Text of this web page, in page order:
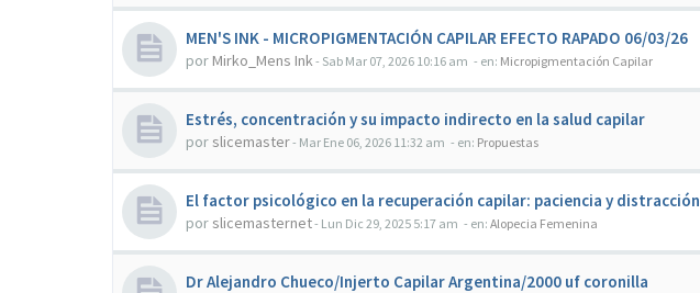
MEN'S INK - MICROPIGMENTACIÓN CAPILAR EFECTO RAPADO 06/03/26
por Mirko_Mens Ink- Sab Mar 07, 2026 10:16 am - en: Micropigmentación Capilar
Estrés, concentración y su impacto indirecto en la salud capilar
por slicemaster- Mar Ene 06, 2026 11:32 am - en: Propuestas
El factor psicológico en la recuperación capilar: paciencia y distracción
por slicemasternet- Lun Dic 29, 2025 5:17 am - en: Alopecia Femenina
Dr Alejandro Chueco/Injerto Capilar Argentina/2000 uf coronilla